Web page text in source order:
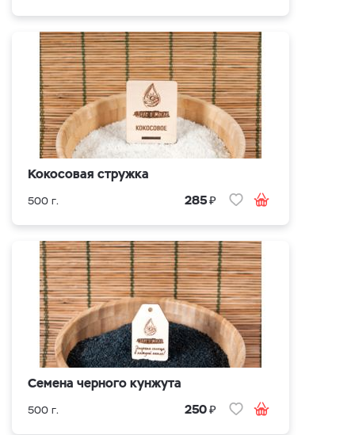
Кокосовая стружка
500 г. 285₽
Семена черного кунжута
500 г. 250₽